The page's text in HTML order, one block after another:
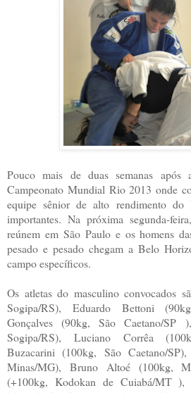
Pouco mais de duas semanas após
Campeonato Mundial Rio 2013 onde
equipe sênior de alto rendimento do
importantes. Na próxima segunda-
reúnem em São Paulo e os homens
pesado e pesado chegam a Belo
campo específicos.
Os atletas do masculino convocados
Sogipa/RS), Eduardo Bettoni
Gonçalves (90kg, São Caetano/SP
Sogipa/RS), Luciano Corrêa
Buzacarini (100kg, São Caetano/
Minas/MG), Bruno Altoé (100kg,
(+100kg, Kodokan de Cuiabá/MT ),